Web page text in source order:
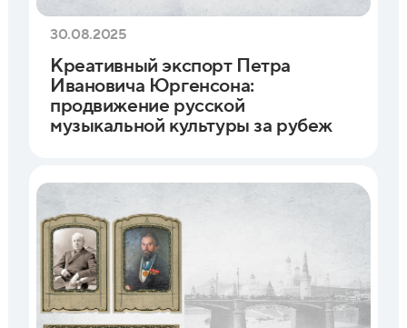
30.08.2025
Креативный экспорт Петра
Ивановича Юргенсона:
продвижение русской
музыкальной культуры за рубеж